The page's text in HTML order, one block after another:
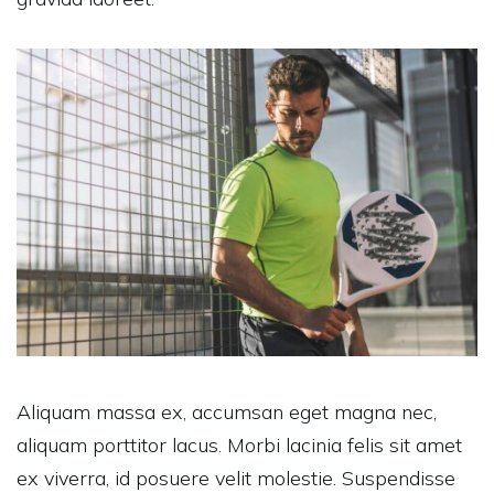
Aliquam massa ex, accumsan eget magna nec,
aliquam porttitor lacus. Morbi lacinia felis sit amet
ex viverra, id posuere velit molestie. Suspendisse